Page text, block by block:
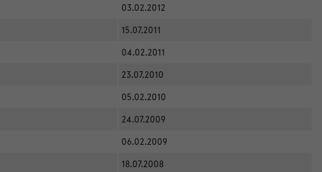
03.02.2012
15.07.2011
04.02.2011
23.07.2010
05.02.2010
24.07.2009
06.02.2009
18.07.2008